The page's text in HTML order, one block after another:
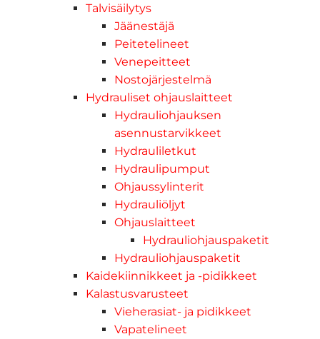
Talvisäilytys
Jäänestäjä
Peitetelineet
Venepeitteet
Nostojärjestelmä
Hydrauliset ohjauslaitteet
Hydrauliohjauksen
asennustarvikkeet
Hydrauliletkut
Hydraulipumput
Ohjaussylinterit
Hydrauliöljyt
Ohjauslaitteet
Hydrauliohjauspaketit
Hydrauliohjauspaketit
Kaidekiinnikkeet ja -pidikkeet
Kalastusvarusteet
Vieherasiat- ja pidikkeet
Vapatelineet